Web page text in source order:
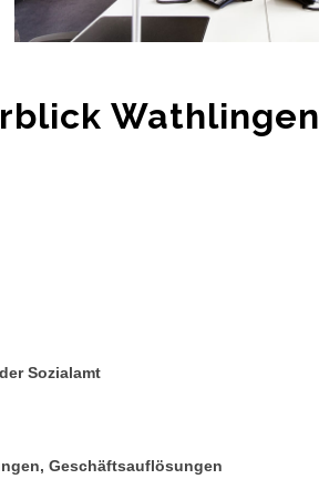
Wathlingen
Sozialamt
Geschäftsauflösungen